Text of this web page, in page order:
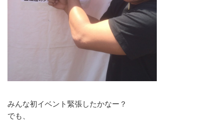
みんな初イベント緊張したかなー？
でも、